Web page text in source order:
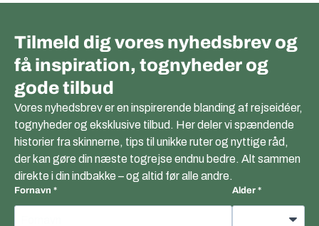
Tilmeld dig vores nyhedsbrev og
få inspiration, tognyheder og
gode tilbud
Vores nyhedsbrev er en inspirerende blanding af rejseidéer,
tognyheder og eksklusive tilbud. Her deler vi spændende
historier fra skinnerne, tips til unikke ruter og nyttige råd,
der kan gøre din næste togrejse endnu bedre. Alt sammen
direkte i din indbakke – og altid før alle andre.
Fornavn Alder